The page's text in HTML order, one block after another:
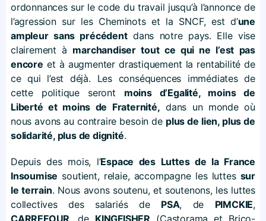
ordonnances sur le code du travail jusqu’à l’annonce de
l’agression sur les Cheminots et la SNCF, est d’une
ampleur sans précédentdans notre pays. Elle vise
clairement à marchandiser tout ce qui ne l’est pas
encore et à augmenter drastiquement la rentabilité de
ce qui l’est déjà. Les conséquences immédiates de
cette politique seront moins d’Egalité, moins de
Liberté et moins de Fraternité, dans un monde où
nous avons au contraire besoin de plus de lien, plus de
solidarité, plus de dignité.
Depuis des mois, l’Espace des Luttes de la France
Insoumise soutient, relaie, accompagne les luttes sur
le terrain. Nous avons soutenu, et soutenons, les luttes
collectives des salariés de PSA, de PIMCKIE,